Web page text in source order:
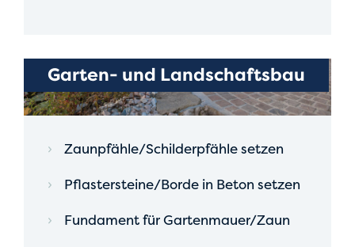
Garten- und Landschaftsbau
Zaunpfähle/Schilderpfähle setzen
Pflastersteine/Borde in Beton setzen
Fundament für Gartenmauer/Zaun